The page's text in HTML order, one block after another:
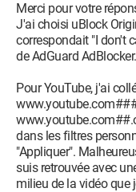
Merci pour votre
J'ai choisi uBlock
correspondait "I don't
de AdGuard AdBlocker.
Pour YouTube, j'ai
dans les filtres
"Appliquer".
suis retrouvée avec
milieu de la vidéo que